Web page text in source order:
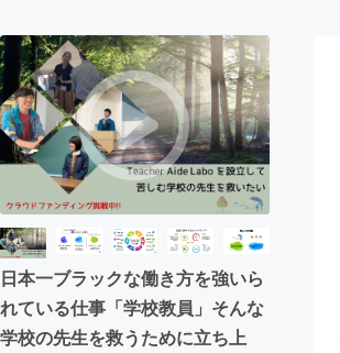
アート・写真
テクノロジー・ガジェット
映像・映画
ビジネス・起業
まちづくり・地域活性化
日本一ブラックな働き方を強いら
れている仕事「学校教員」そんな
学校の先生を救うために立ち上